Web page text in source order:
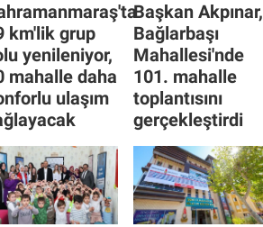
km'lik grup
yenileniyor,
mahalle daha
ulaşım
Başkan Akpınar,
Bağlarbaşı
Mahallesi'nde
101. mahalle
toplantısını
gerçekleştirdi